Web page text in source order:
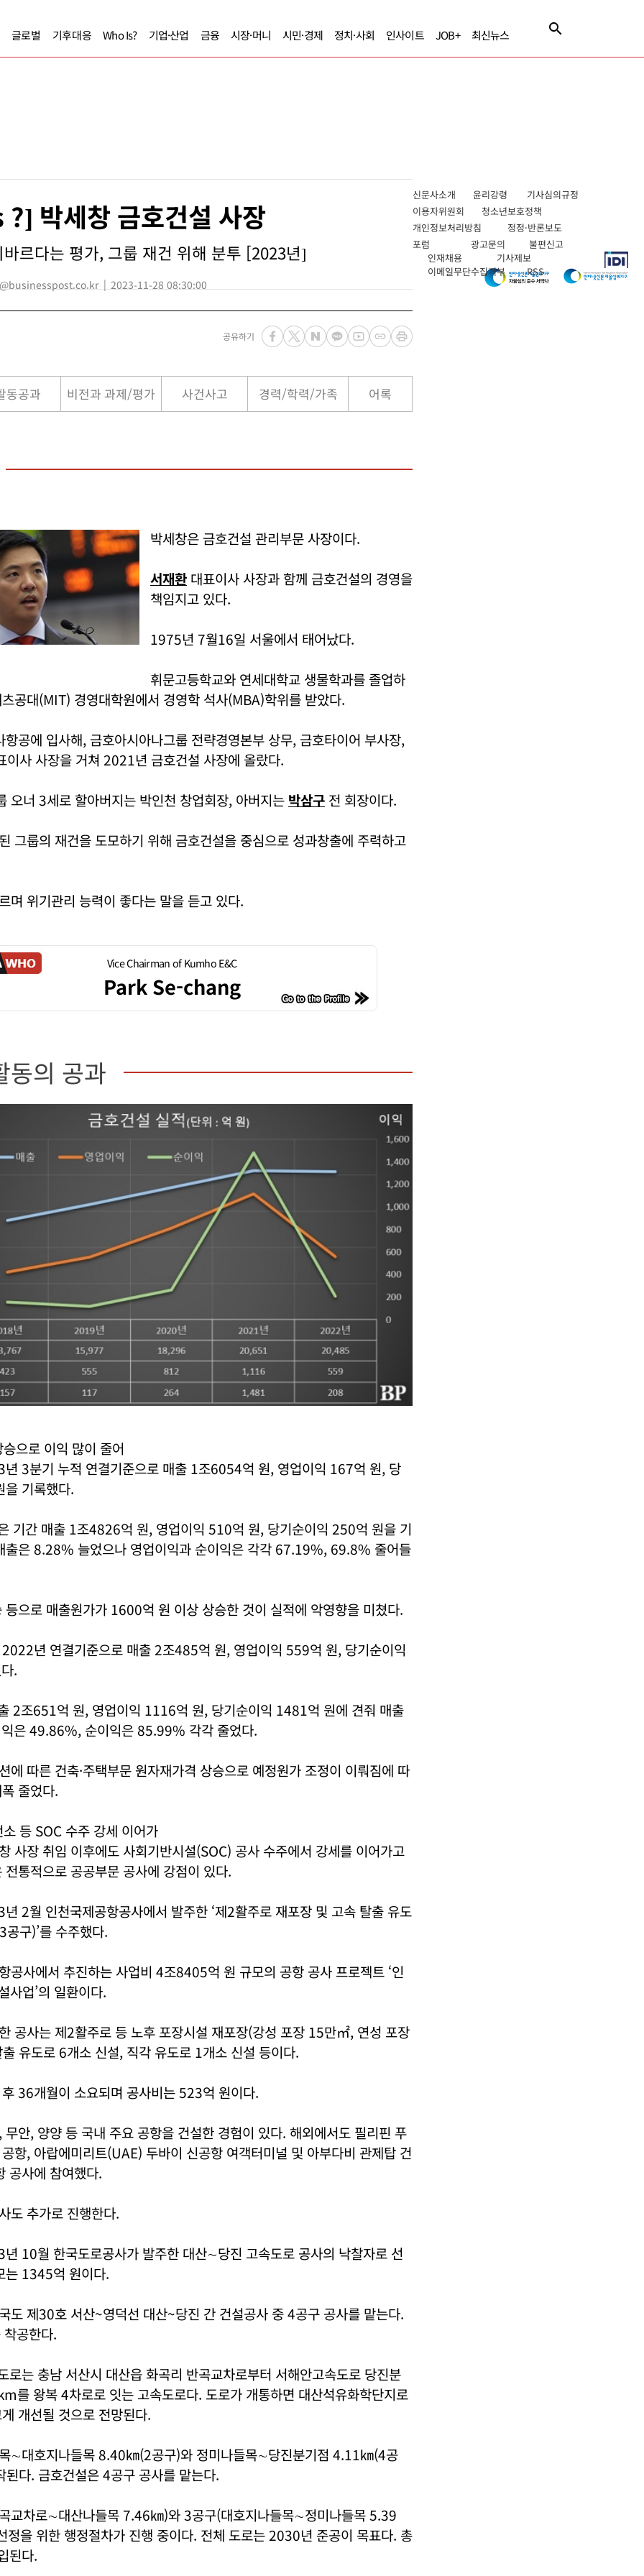
글로벌 기후대응 Who Is? 기업·산업 금융 시장·머니 시민·경제 정치·사회 인사이트 JOB+ 최신뉴스
박세창 금호건설 사장
르다는 평가, 그룹 재건 위해 분투 [2023년]
2023-11-28 08:30:00
공유하기
동공과 비전과 과제/평가 사건사고 경력/학력/가족 어록
박세창은 금호건설 관리부문 사장이다.
서재환 대표이사 사장과 함께 금호건설의 경영을
책임지고 있다.
1975년 7월16일 서울에서 태어났다.
휘문고등학교와 연세대학교 생물학과를 졸업하
공대(MIT) 경영대학원에서 경영학 석사(MBA)학위를 받았다.
공에 입사해, 금호아시아나그룹 전략경영본부 상무, 금호타이어 부사장,
이사 사장을 거쳐 2021년 금호건설 사장에 올랐다.
오너 3세로 할아버지는 박인천 창업회장, 아버지는 박삼구 전 회장이다.
그룹의 재건을 도모하기 위해 금호건설을 중심으로 성과창출에 주력하고
며 위기관리 능력이 좋다는 말을 듣고 있다.
Vice Chairman of Kumho E&C
Park Se-chang
동의 공과
으로 이익 많이 줄어
3분기 누적 연결기준으로 매출 1조6054억 원, 영업이익 167억 원, 당
기록했다.
기간 매출 1조4826억 원, 영업이익 510억 원, 당기순이익 250억 원을 기
출은 8.28% 늘었으나 영업이익과 순이익은 각각 67.19%, 69.8% 줄어들
등으로 매출원가가 1600억 원 이상 상승한 것이 실적에 악영향을 미쳤다.
년 연결기준으로 매출 2조485억 원, 영업이익 559억 원, 당기순이익
.
2조651억 원, 영업이익 1116억 원, 당기순이익 1481억 원에 견줘 매출
은 49.86%, 순이익은 85.99% 각각 줄었다.
에 따른 건축·주택부문 원자재가격 상승으로 예정원가 조정이 이뤄짐에 따
줄었다.
등 SOC 수주 강세 이어가
사장 취임 이후에도 사회기반시설(SOC) 공사 수주에서 강세를 이어가고
통적으로 공공부문 공사에 강점이 있다.
2월 인천국제공항공사에서 발주한 ‘제2활주로 재포장 및 고속 탈출 유도
구)’를 수주했다.
공사에서 추진하는 사업비 4조8405억 원 규모의 공항 공사 프로젝트 ‘인
사업’의 일환이다.
공사는 제2활주로 등 노후 포장시설 재포장(강성 포장 15만㎡, 연성 포장
유도로 6개소 신설, 직각 유도로 1개소 신설 등이다.
36개월이 소요되며 공사비는 523억 원이다.
무안, 양양 등 국내 주요 공항을 건설한 경험이 있다. 해외에서도 필리핀 푸
항, 아랍에미리트(UAE) 두바이 신공항 여객터미널 및 아부다비 관제탑 건
공사에 참여했다.
도 추가로 진행한다.
10월 한국도로공사가 발주한 대산∼당진 고속도로 공사의 낙찰자로 선
는 1345억 원이다.
도 제30호 서산~영덕선 대산~당진 간 건설공사 중 4공구 공사를 맡는다.
공한다.
로는 충남 서산시 대산읍 화곡리 반곡교차로부터 서해안고속도로 당진분
를 왕복 4차로로 잇는 고속도로다. 도로가 개통하면 대산석유화학단지로
개선될 것으로 전망된다.
∼대호지나들목 8.40㎞(2공구)와 정미나들목∼당진분기점 4.11㎞(4공
된다. 금호건설은 4공구 공사를 맡는다.
교차로∼대산나들목 7.46㎞)와 3공구(대호지나들목∼정미나들목 5.39
정을 위한 행정절차가 진행 중이다. 전체 도로는 2030년 준공이 목표다. 총
된다.
신문사소개 윤리강령 기사심의규정
이용자위원회 청소년보호정책
개인정보처리방침 정정·반론보도
포럼
광고문의
불편신고
인재채용
기사제보
이메일무단수집거부
RSS